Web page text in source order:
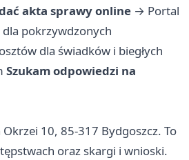
akta sprawy online → Portal
dla pokrzywdzonych
dla świadków i biegłych
Szukam odpowiedzi na
10, 85-317 Bydgoszcz. To
oraz skargi i wnioski.